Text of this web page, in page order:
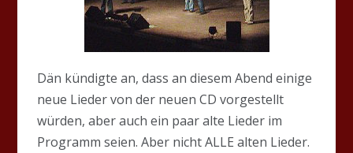
Dän kündigte an, dass an diesem Abend einige
neue Lieder von der neuen CD vorgestellt
würden, aber auch ein paar alte Lieder im
Programm seien. Aber nicht ALLE alten Lieder.